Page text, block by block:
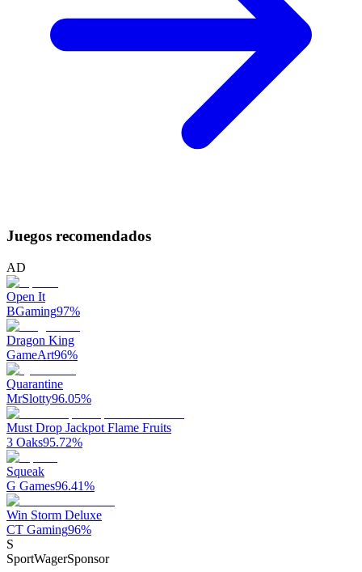
Juegos recomendados
AD
Open It
BGaming97%
Dragon King
GameArt96%
Quarantine
MrSlotty96.05%
Must Drop Jackpot Flame Fruits
3 Oaks95.72%
Squeak
G Games96.41%
Win Storm Deluxe
CT Gaming96%
S
SportWagerSponsor